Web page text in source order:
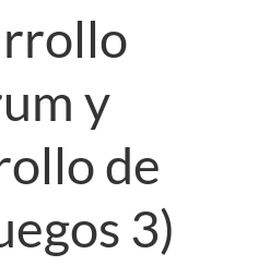
y
de
3)